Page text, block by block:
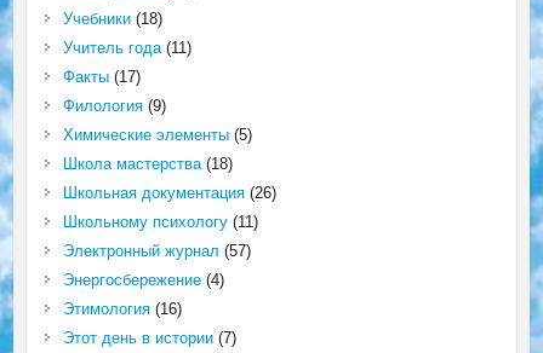
Учебники(18)
Учитель года(11)
Факты(17)
Филология(9)
Химические элементы(5)
Школа мастерства(18)
Школьная документация(26)
Школьному психологу(11)
Электронный журнал (57)
Энергосбережение(4)
Этимология(16)
Этот день в истории(7)